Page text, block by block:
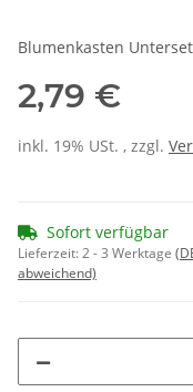
Blumenkasten
2,79 €
inkl. 19% USt. , zzgl.
Sofort verfügbar
Lieferzeit:2 - 3 Werktage
abweichend)